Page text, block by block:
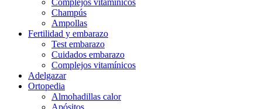
Complejos vitamínicos
Champús
Ampollas
Fertilidad y embarazo
Test embarazo
Cuidados embarazo
Complejos vitamínicos
Adelgazar
Ortopedia
Almohadillas calor